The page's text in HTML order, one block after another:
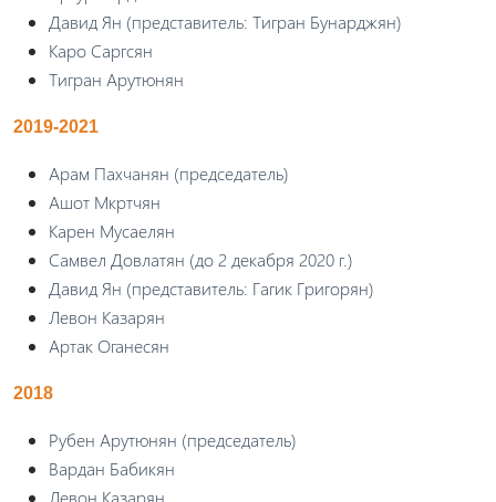
Давид Ян (представитель: Тигран Бунарджян)
Каро Саргсян
Тигран Арутюнян
2019-2021
Арам Пахчанян (председатель)
Ашот Мкртчян
Карен Мусаелян
Самвел Довлатян (до 2 декабря 2020 г.)
Давид Ян (представитель: Гагик Григорян)
Левон Казарян
Артак Оганесян
2018
Рубен Арутюнян (председатель)
Вардан Бабикян